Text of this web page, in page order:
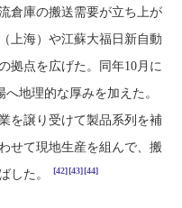
倉庫の搬送需要が立ち上が
上海）や江蘇大福日新自動
拠点を広げた。同年10月に
地理的な厚みを加えた。
を譲り受けて製品系列を補
せて現地生産を組んで、搬
した。
[42][43][44]